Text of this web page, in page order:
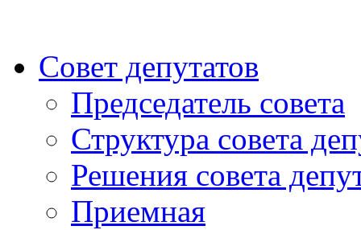
Совет депутатов
Председатель совета
Структура совета
Решения совета
Приемная